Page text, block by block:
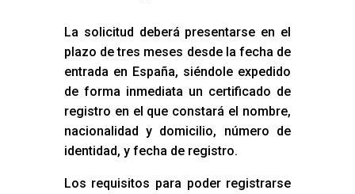
La solicitud deberá presentarse en el
plazo de tres meses desde la fecha de
entrada en España, siéndole expedido
de forma inmediata un certificado de
registro en el que constará el nombre,
nacionalidad y domicilio, número de
identidad, y fecha de registro.
Los requisitos para poder registrarse